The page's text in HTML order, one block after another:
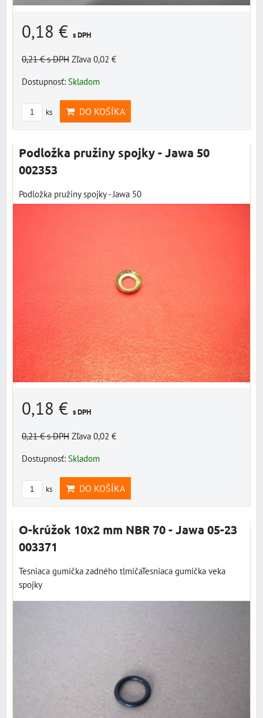
0,18 € s DPH
0,21 €s DPH Zľava 0,02 €
Dostupnosť: Skladom
ks DO KOŠÍKA
Podložka pružiny spojky - Jawa 50
002353
Podložka pružiny spojky - Jawa 50
0,18 € s DPH
0,21 €s DPH Zľava 0,02 €
Dostupnosť: Skladom
ks DO KOŠÍKA
O-krúžok 10x2 mm NBR 70 - Jawa 05-23
003371
Tesniaca gumička zadného tlmičaTesniaca gumička veka
spojky